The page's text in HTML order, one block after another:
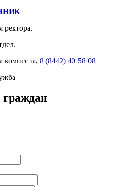
комиссия, 8 (8442) 40-58-08